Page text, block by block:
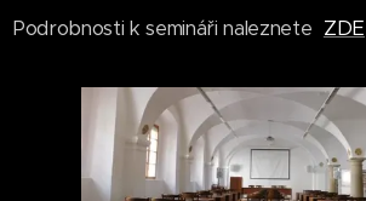
Podrobnosti k semináři naleznete ZDE